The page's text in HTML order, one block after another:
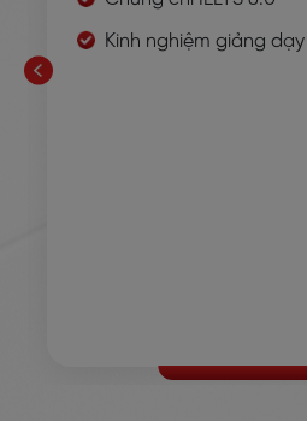
Kinh nghiệm giảng dạy